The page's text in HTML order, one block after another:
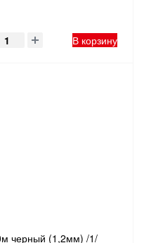
В корзину
черный (1,2мм) /1/